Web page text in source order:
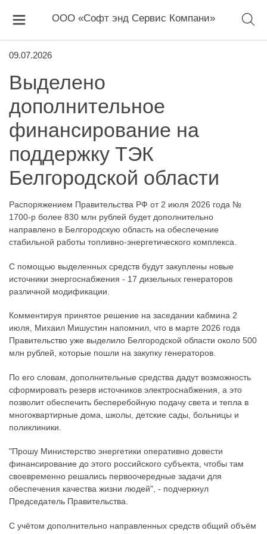
ООО «Софт энд Сервис Компани»
09.07.2026
Выделено
дополнительное
финансирование на
поддержку ТЭК
Белгородской области
Распоряжением Правительства РФ от 2 июля 2026 года №
1700-р более 830 млн рублей будет дополнительно
направлено в Белгородскую область на обеспечение
стабильной работы топливно-энергетического комплекса.
С помощью выделенных средств будут закуплены новые
источники энергоснабжения - 17 дизельных генераторов
различной модификации.
Комментируя принятое решение на заседании кабмина 2
июля, Михаил Мишустин напомнил, что в марте 2026 года
Правительство уже выделило Белгородской области около 500
млн рублей, которые пошли на закупку генераторов.
По его словам, дополнительные средства дадут возможность
сформировать резерв источников электроснабжения, а это
позволит обеспечить бесперебойную подачу света и тепла в
многоквартирные дома, школы, детские сады, больницы и
поликлиники.
"Прошу Министерство энергетики оперативно довести
финансирование до этого российского субъекта, чтобы там
своевременно решались первоочередные задачи для
обеспечения качества жизни людей", - подчеркнул
Председатель Правительства.
С учётом дополнительно направленных средств общий объём